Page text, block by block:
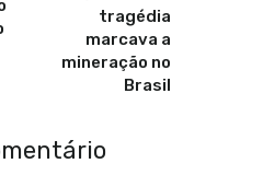
tragédia
marcava a
mineração no
Brasil